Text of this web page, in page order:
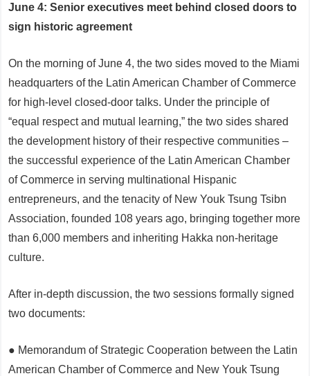
June 4: Senior executives meet behind closed doors to
sign historic agreement
On the morning of June 4, the two sides moved to the Miami
headquarters of the Latin American Chamber of Commerce
for high-level closed-door talks. Under the principle of
“equal respect and mutual learning,” the two sides shared
the development history of their respective communities –
the successful experience of the Latin American Chamber
of Commerce in serving multinational Hispanic
entrepreneurs, and the tenacity of New Youk Tsung Tsibn
Association, founded 108 years ago, bringing together more
than 6,000 members and inheriting Hakka non-heritage
culture.
After in-depth discussion, the two sessions formally signed
two documents:
● Memorandum of Strategic Cooperation between the Latin
American Chamber of Commerce and New Youk Tsung